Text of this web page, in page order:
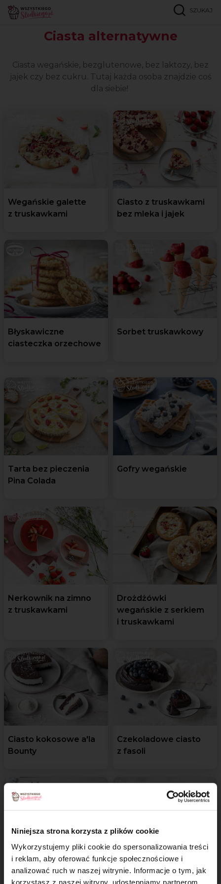
Niniejsza strona korzysta z plików cookie
Wykorzystujemy pliki cookie do spersonalizowania treści
i reklam, aby oferować funkcje społecznościowe i
analizować ruch w naszej witrynie. Informacje o tym, jak
korzystasz z naszej witryny, udostępniamy partnerom
SZUKAJ
Strona główna Ciasta alternatywne
Ciasta alternatywne
Ciasta wegańskie, bezglutenowe, bez laktozy, bez
jajek czy bez cukru. Tutaj każda osoba znajdzie coś
dla siebie!
Wegańskie galette
z truskawkami
Ciasto z truskawkami
bez mleka i jajek
Błyskawiczne
ciasteczka orzechowe
Sorbet truskawkowy
Tarta bez pieczenia
Pina Colada
Gofry wegańskie
Nerkownik na zimno
z truskawkami
Drożdżówki
wegańskie z serkiem
i truskawkami
Ciasto kokosowe a'la
Bounty
Czekoladowe ciasto
z fasoli
Pudding chia
Tofurnik pieczony a'la
krakowski
×